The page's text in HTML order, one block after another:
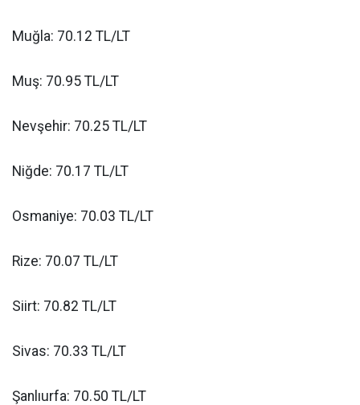
Muğla: 70.12 TL/LT
Muş: 70.95 TL/LT
Nevşehir: 70.25 TL/LT
Niğde: 70.17 TL/LT
Osmaniye: 70.03 TL/LT
Rize: 70.07 TL/LT
Siirt: 70.82 TL/LT
Sivas: 70.33 TL/LT
Şanlıurfa: 70.50 TL/LT